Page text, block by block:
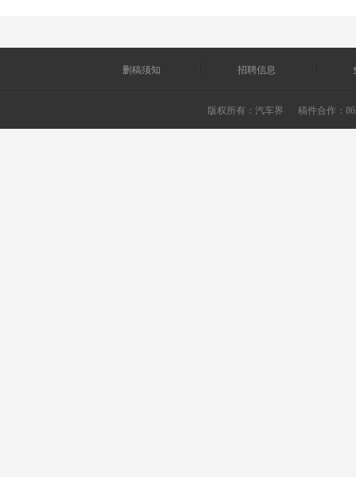
删稿须知 招聘信息
版权所有： 汽车界 稿件合作：